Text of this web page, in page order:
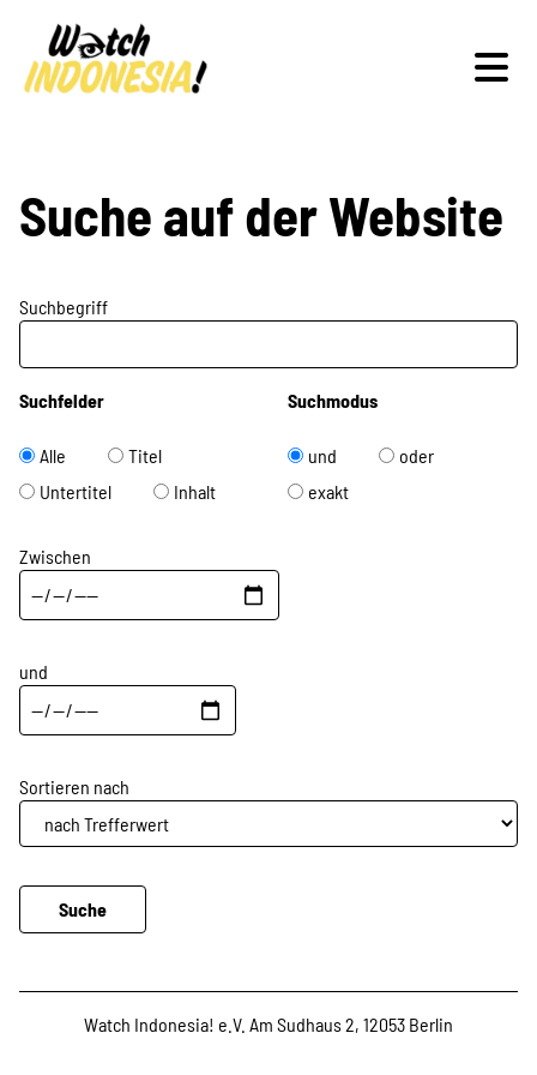
Schwerpunkte
Veranstaltungen
Publikationen
Projekte
Kampagne
Stellenangebote
Newsletter abonnieren
Suche auf der Website
Suchbegriff
Suchfelder
Alle
Titel
Untertitel
Inhalt
Suchmodus
und
oder
exakt
Zwischen
und
Sortieren nach
Watch Indonesia! e.V. Am Sudhaus 2, 12053 Berlin